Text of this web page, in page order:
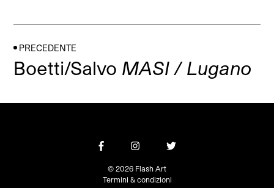
PRECEDENTE
Boetti/Salvo MASI / Lugano
© 2026 Flash Art
Termini & condizioni